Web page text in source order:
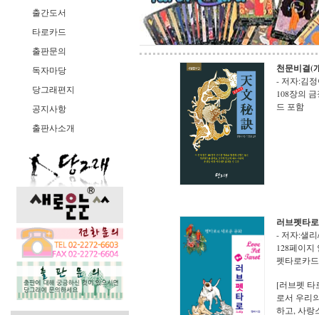
출간도서
타로카드
출판문의
독자마당
당그래편지
공지사항
출판사소개
천문비결(
- 저자:김정
108장의
드 포함
러브펫타
- 저자:샐리
128페이지
펫타로카
[러브펫 타
로서 우리
하고, 사랑